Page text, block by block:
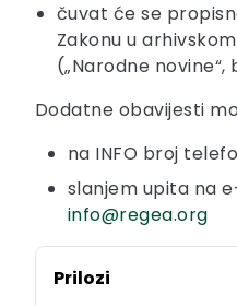
čuvat će se
Zakonu u
(„Narodne novine“,
Dodatne obavijesti
na INFO broj
slanjem upita na
info@regea.org
Prilozi